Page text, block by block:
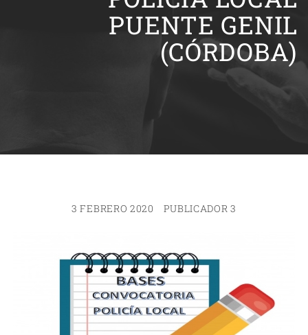
PUENTE GENIL
(CÓRDOBA)
3 FEBRERO 2020 PUBLICADOR 3